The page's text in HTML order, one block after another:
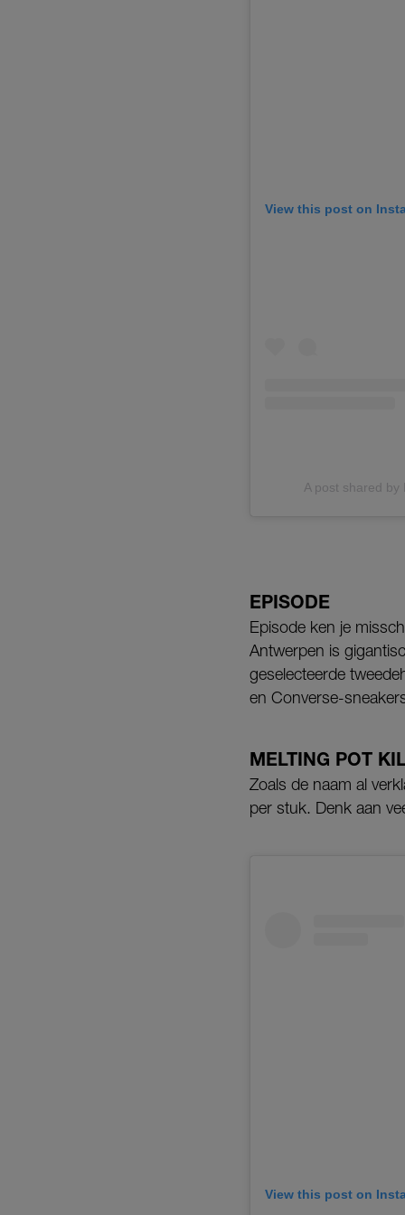
View this post on
A post shared
EPISODE
Episode ken je
Antwerpen is
geselecteerde
en Converse-
MELTING POT
Zoals de naam al
per stuk. Denk aan
View this post on